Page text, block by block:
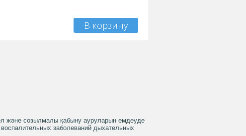
В корзину
және созылмалы қабыну ауруларын емдеуде
воспалительных заболеваний дыхательных